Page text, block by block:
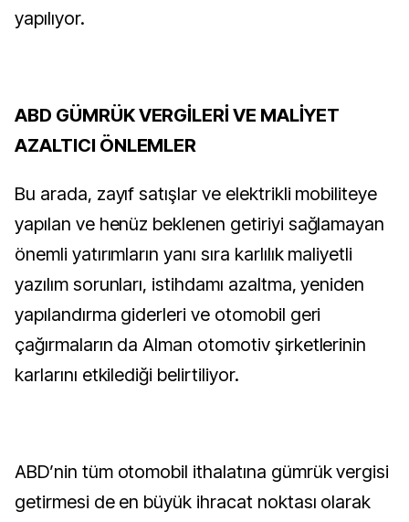
yapılıyor.
ABD GÜMRÜK VERGİLERİ VE MALİYET
AZALTICI ÖNLEMLER
Bu arada, zayıf satışlar ve elektrikli mobiliteye
yapılan ve henüz beklenen getiriyi sağlamayan
önemli yatırımların yanı sıra karlılık maliyetli
yazılım sorunları, istihdamı azaltma, yeniden
yapılandırma giderleri ve otomobil geri
çağırmaların da Alman otomotiv şirketlerinin
karlarını etkilediği belirtiliyor.
ABD’nin tüm otomobil ithalatına gümrük vergisi
getirmesi de en büyük ihracat noktası olarak